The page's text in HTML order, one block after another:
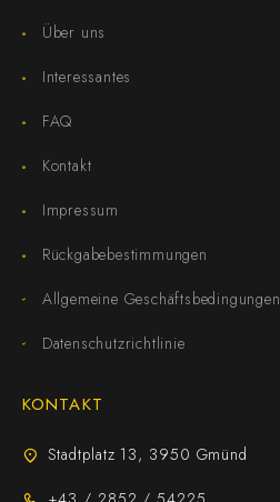
Über uns
Interessantes
FAQ
Kontakt
Impressum
Rückgabebestimmungen
Allgemeine Geschäftsbedingungen
Datenschutzrichtlinie
KONTAKT
Stadtplatz 13, 3950 Gmünd